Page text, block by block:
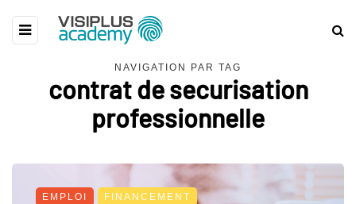
NAVIGATION PAR TAG
contrat de securisation
professionnelle
EMPLOI FINANCEMENT